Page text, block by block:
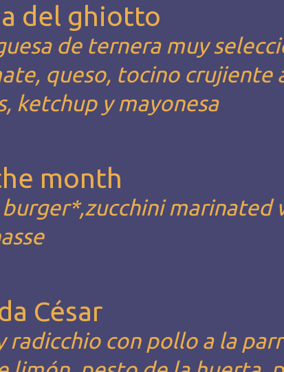
del ghiotto
de ternera muy
queso, tocino crujiente
ketchup y mayonesa
month
marinated
César
radicchio con pollo a la